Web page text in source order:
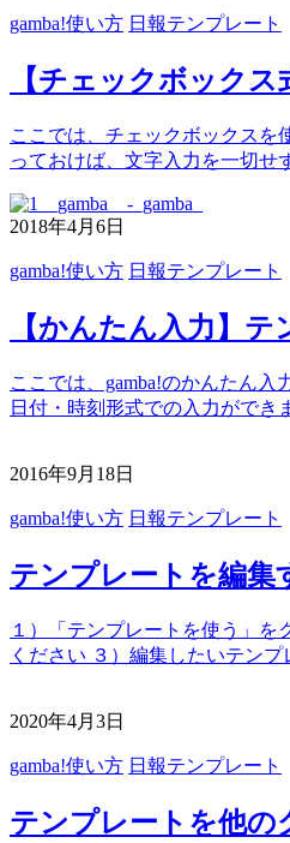
gamba!使い方 日報テンプレート
【チェックボック
ここでは、チェックボックスを
っておけば、文字入力を一切せ
2018年4月6日
gamba!使い方 日報テンプレート
【かんたん入力】
ここでは、gamba!のかんたん
日付・時刻形式での入力ができ
2016年9月18日
gamba!使い方 日報テンプレート
テンプレートを編集
１）「テンプレートを使う」
ください ３）編集したいテン
2020年4月3日
gamba!使い方 日報テンプレート
テンプレートを他の